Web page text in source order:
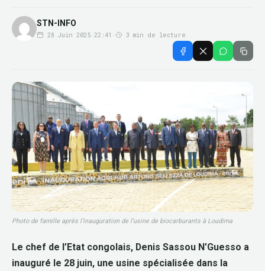
STN-INFO
28 Juin 2025·22:41 · 3 min de lecture
Photo de famille après l’inauguration de l’usine de biocarburants à Loudima
Le chef de l’Etat congolais, Denis Sassou N’Guesso a
inauguré le 28 juin, une usine spécialisée dans la